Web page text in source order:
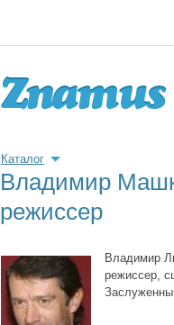
Каталог
Владимир
режиссер
Владимир
режиссер,